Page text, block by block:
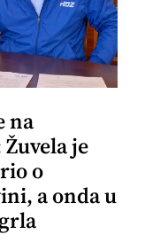
na
je
o
a onda u